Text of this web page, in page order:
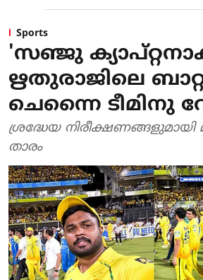
Sports
'സഞ്ജു
ഋതുരാജിലെ
ചെന്നൈ ടീമിനു
ശ്രദ്ധേയ
താരം